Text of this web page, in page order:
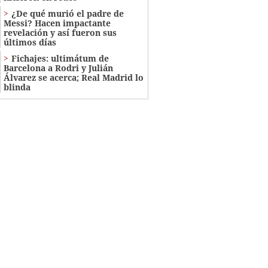
¿De qué murió el padre de
Messi? Hacen impactante
revelación y así fueron sus
últimos días
Fichajes: ultimátum de
Barcelona a Rodri y Julián
Álvarez se acerca; Real Madrid lo
blinda